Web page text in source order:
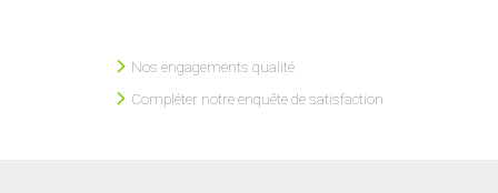
Nos engagements qualité
Compléter notre enquête de satisfaction